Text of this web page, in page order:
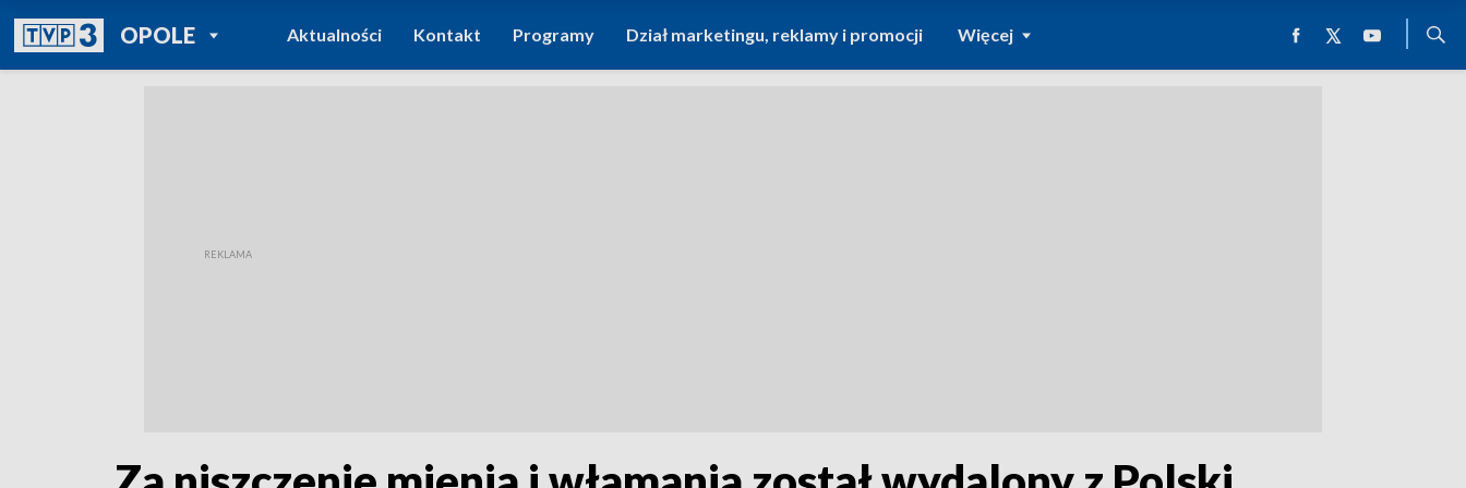
OPOLEPOWRÓT DO
TVP REGIONY
Aktualności Kontakt Programy Dział marketingu, reklamy i promocji Więcej